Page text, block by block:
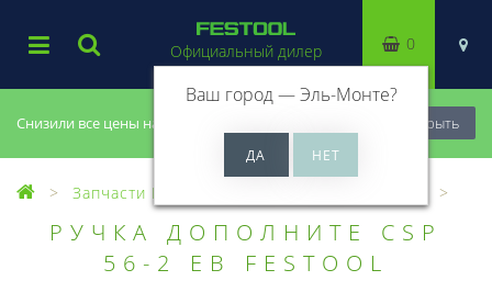
Снизили все цены на 20%, успей купить! Закрыть
Официальный дилер
Ваш город —Эль-Монте?
0
Запчасти Festool
РУЧКА ДОПОЛНИТЕ CSP
56-2 EB FESTOOL